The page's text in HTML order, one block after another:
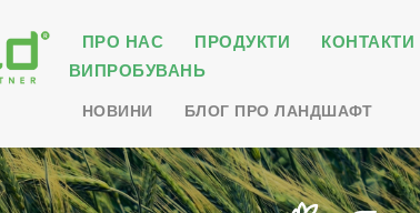
ПРО НАС ПРОДУКТИ КОНТАКТИ
ВИПРОБУВАНЬ
НОВИНИ БЛОГ ПРО ЛАНДШАФТ